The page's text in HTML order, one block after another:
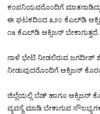
ಕಂಪನಿಯವರೊಂದಿಗೆ
ಈ ಘಟಕದಿಂದ ೩೨೦ ಕೆಎಲ್‌ಡಿ
೧೬ ಕೆಎಲ್‌ಡಿ ಆಕ್ಸಿಜನ್
ನಾಳೆ ಭೇಟಿ ನೀಡಲಿರುವ ಜಗದೀಶ್
ನೀಡುವುದರೊಂದಿಗೆ ಆಕ್ಸಿಜನ್
ಜಿಲ್ಲೆಯಲ್ಲಿ ಬೆಡ್ ಹಾಗೂ ಆಕ್ಸಿಜನ್
ವ್ಯವಸ್ಥೆ ಮಾಡಿ ಬೇಕಾಗುವ